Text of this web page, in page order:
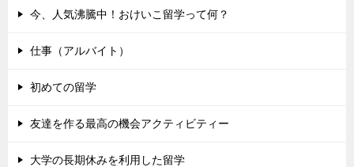
今、人気沸騰中！おけいこ留学って何？
仕事（アルバイト）
初めての留学
友達を作る最高の機会アクティビティー
大学の長期休みを利用した留学